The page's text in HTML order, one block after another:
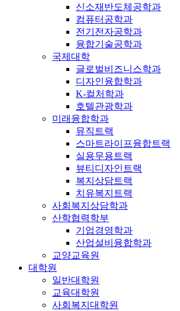
신소재반도체공학과
컴퓨터공학과
전기전자공학과
융합기술공학과
국제대학
글로벌비즈니스학과
디자인융합학과
K-컬처학과
호텔관광학과
미래융합학과
뮤직트랙
스마트라이프융합트랙
실용무용트랙
뷰티디자인트랙
복지상담트랙
치유복지트랙
사회복지상담학과
산학협력학부
기업경영학과
산업설비융합학과
교양교육원
대학원
일반대학원
교육대학원
사회복지대학원